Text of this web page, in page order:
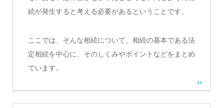
続が発生すると考える必要があるということです。
ここでは、そんな相続について、相続の基本である法
定相続を中心に、そのしくみやポイントなどをまとめ
ています。